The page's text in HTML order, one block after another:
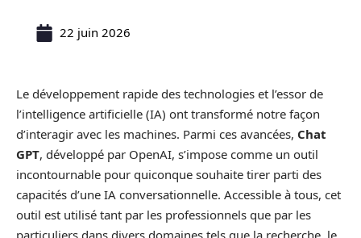
22 juin 2026
Le développement rapide des technologies et l’essor de
l’intelligence artificielle (IA) ont transformé notre façon
d’interagir avec les machines. Parmi ces avancées, Chat
GPT, développé par OpenAI, s’impose comme un outil
incontournable pour quiconque souhaite tirer parti des
capacités d’une IA conversationnelle. Accessible à tous, cet
outil est utilisé tant par les professionnels que par les
particuliers dans divers domaines tels que la recherche, le